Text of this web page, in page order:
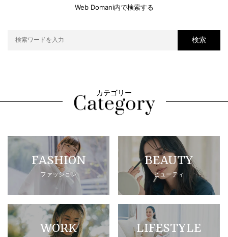
Web Domani内で検索する
検索
カテゴリー
FASHION
ファッション
BEAUTY
ビューティ
WORK LIFESTYLE